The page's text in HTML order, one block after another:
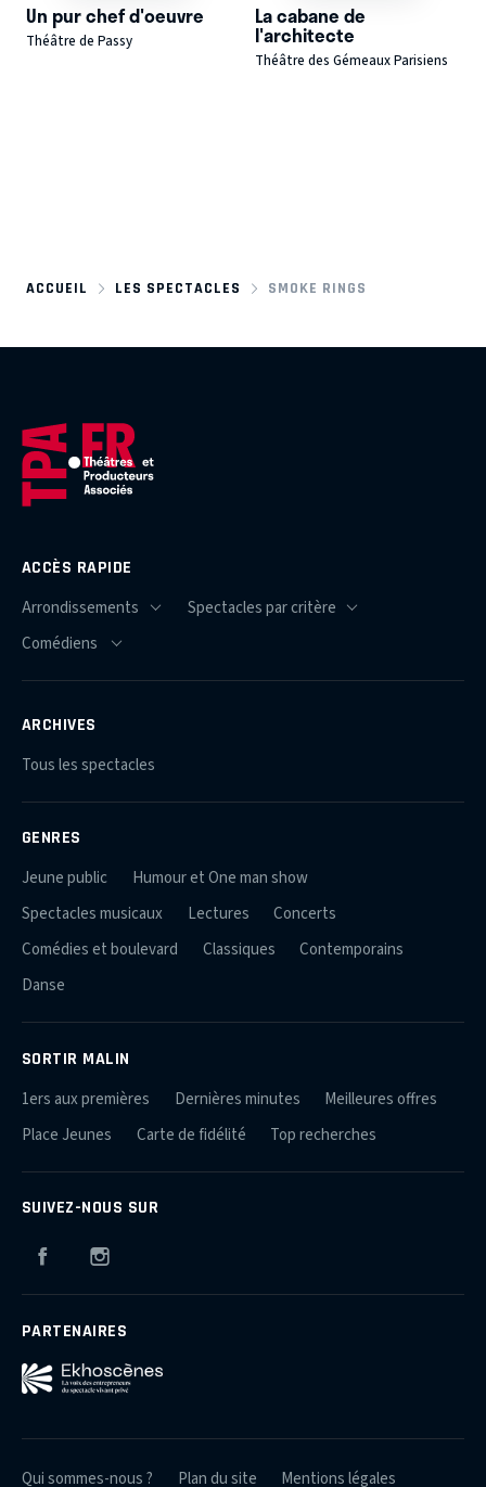
Un pur chef d'oeuvre
Théâtre de Passy
La cabane de
l'architecte
Théâtre des Gémeaux Parisiens
ACCUEIL LES SPECTACLES SMOKE RINGS
ACCÈS RAPIDE
ARCHIVES
Tous les spectacles
GENRES
Jeune public
Humour et One man show
Spectacles musicaux
Lectures
Concerts
Comédies et boulevard
Classiques
Contemporains
Danse
SORTIR MALIN
1ers aux premières Dernières minutes
Meilleures offres
Place Jeunes
Carte de fidélité Top recherches
SUIVEZ-NOUS SUR
Facebook
PARTENAIRES
Qui sommes-nous ? Plan du site Mentions légales